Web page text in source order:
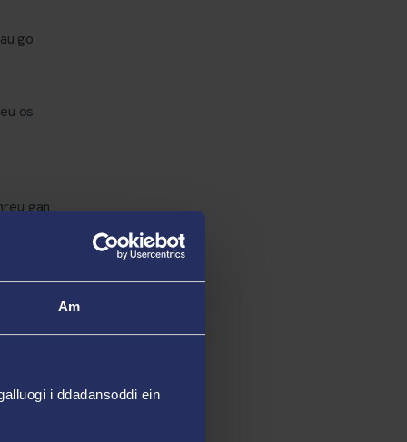
Am
i ddadansoddi ein
go
os
gan